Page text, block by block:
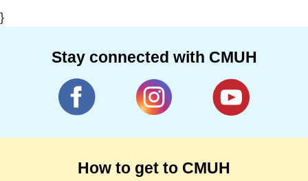
}
Stay connected with CMUH
How to get to CMUH